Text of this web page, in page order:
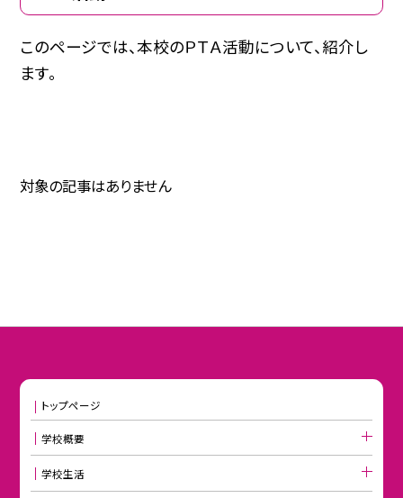
このページでは、本校のＰＴＡ活動について、紹介し
ます。
対象の記事はありません
トップページ
学校概要
学校生活